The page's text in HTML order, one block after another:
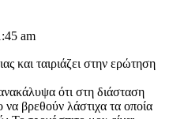
am
και ταιριάζει στην ερώτηση
ότι στη διάσταση
βρεθούν λάστιχα τα οποία